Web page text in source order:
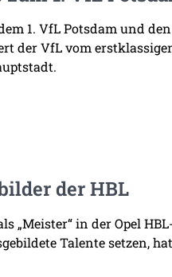
1. VfL Potsdam und
der VfL vom
der HBL
„Meister“ in der Opel
Talente setzen,